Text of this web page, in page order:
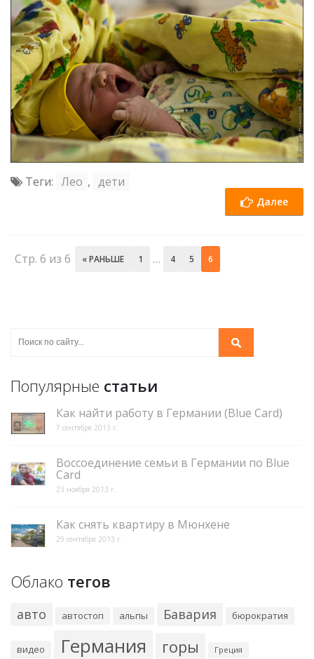
Теги: Лео , дети
Далее
Стр. 6 из 6 « РАНЬШЕ 1 … 4 5 6
Популярные статьи
Как найти работу в Германии (Blue Card)
7 сентября 2013 г.
Воссоединение семьи в Германии по Blue
Card
23 ноября 2013 г.
Как снять квартиру в Мюнхене
29 сентября 2013 г.
Облако тегов
авто автостоп альпы Бавария бюрократия
видео Германия горы Греция